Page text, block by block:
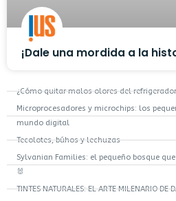
¡Dale una mordida a la
¿Cómo quitar malos olores del
Microprocesadores y microchips: los
mundo digital
Tecolotes, búhos y lechuzas
Sylvanian Families: el pequeño bosque
🐰
TINTES NATURALES: EL ARTE MILENARIO DE